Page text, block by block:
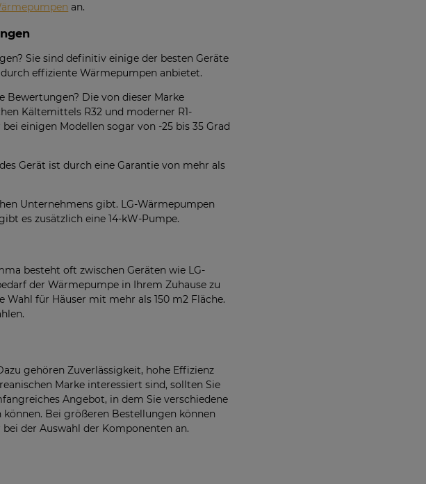
an.
Sie sind definitiv einige der besten Geräte
effiziente Wärmepumpen anbietet.
Die von dieser Marke
Kältemittels R32 und moderner R1-
einigen Modellen sogar von -25 bis 35 Grad
Gerät ist durch eine Garantie von mehr als
Unternehmens gibt. LG-Wärmepumpen
es zusätzlich eine 14-kW-Pumpe.
besteht oft zwischen Geräten wie LG-
der Wärmepumpe in Ihrem Zuhause zu
für Häuser mit mehr als 150 m2 Fläche.
gehören Zuverlässigkeit, hohe Effizienz
Marke interessiert sind, sollten Sie
Angebot, in dem Sie verschiedene
Bei größeren Bestellungen können
der Auswahl der Komponenten an.